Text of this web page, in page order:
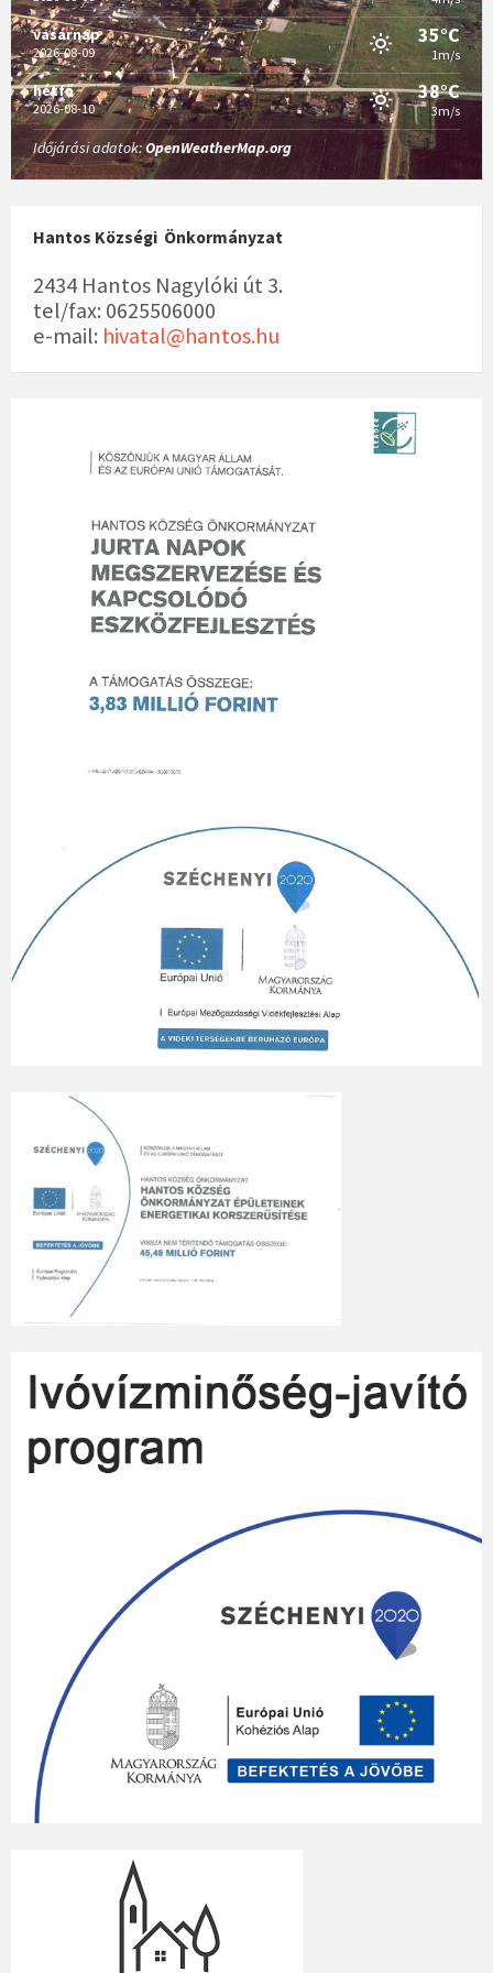
vasárnap
2026-08-09
35°C
1m/s
hétfő
2026-08-10
38°C
3m/s
Időjárási adatok:OpenWeatherMap.org
Hantos Községi Önkormányzat
2434 Hantos Nagylóki út 3.
tel/fax: 0625506000
e-mail: hivatal@hantos.hu